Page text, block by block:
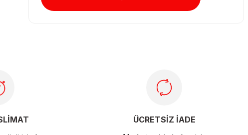
ÜCRETSİZ İADE